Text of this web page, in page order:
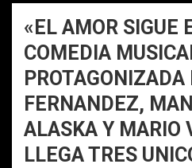
«EL AMOR SIGUE
COMEDIA
FERNANDEZ,
ALASKA Y MARIO
LLEGA TRES